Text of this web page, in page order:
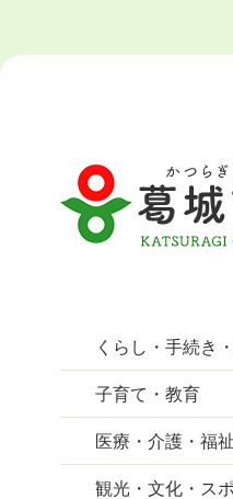
くらし・手続き
子育て・教育
医療・介護・福祉
観光・文化・ス